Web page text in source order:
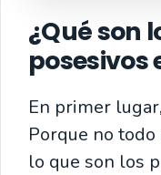
¿Qué son
posesivos
En primer
Porque no
lo que son los